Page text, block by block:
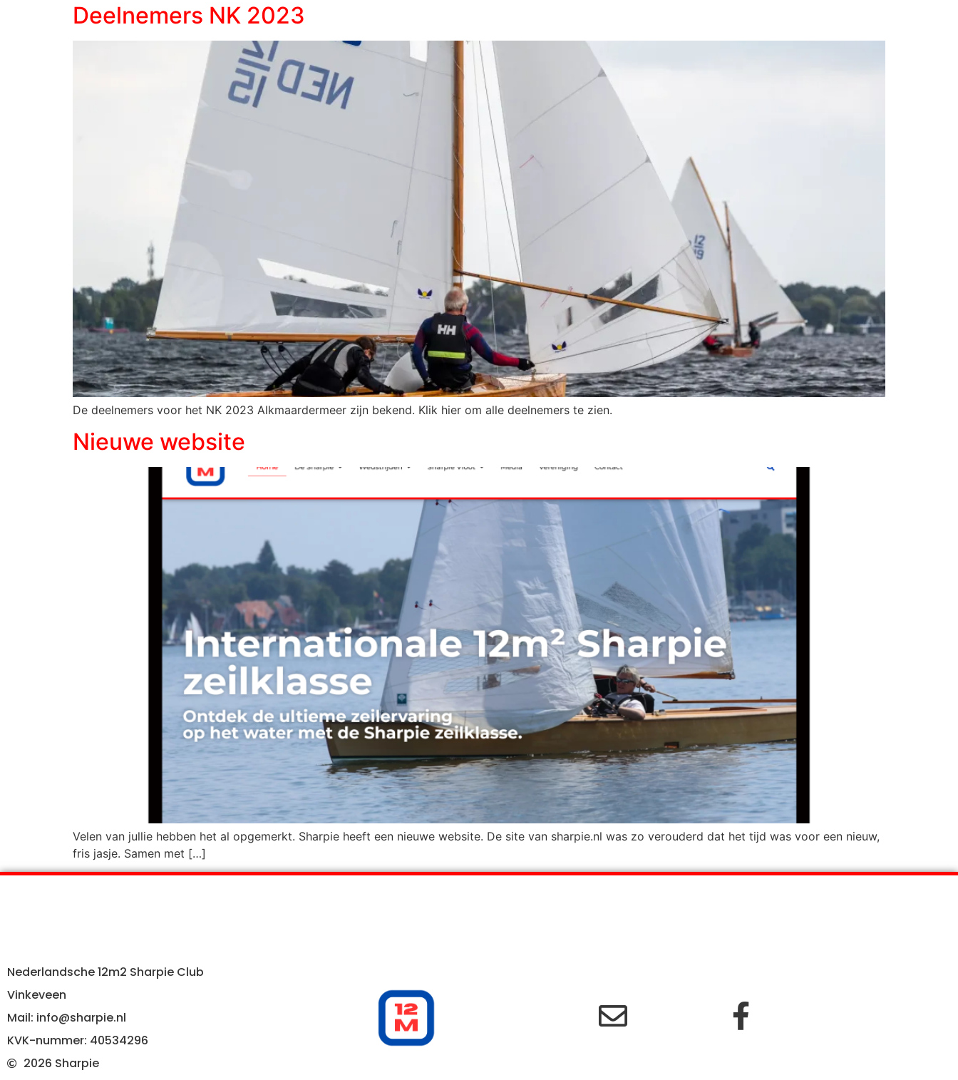
Deelnemers NK 2023
De deelnemers voor het NK 2023 Alkmaardermeer zijn bekend. Klik hier om alle deelnemers te zien.
Nieuwe website
Velen van jullie hebben het al opgemerkt. Sharpie heeft een nieuwe website. De site van sharpie.nl was zo verouderd dat het tijd was voor een nieuw,
fris jasje. Samen met […]
Nederlandsche 12m2 Sharpie Club
Vinkeveen
Mail: info@sharpie.nl
KVK-nummer: 40534296
2026 Sharpie